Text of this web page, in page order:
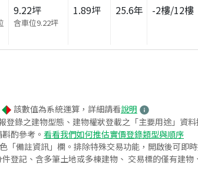
9.22坪
含車位9.22坪
1.89坪 25.6年 -2樓/12樓
該數值為系統運算，詳細請看說明
錄之建物型態、建物權狀登載之「主要用途」資
酌參考。 看看我們如何推估實價登錄類型與順序
備註資訊」欄。排除特殊交易功能，開啟後可即
登記、含多筆土地或多棟建物、 交易標的僅有建物